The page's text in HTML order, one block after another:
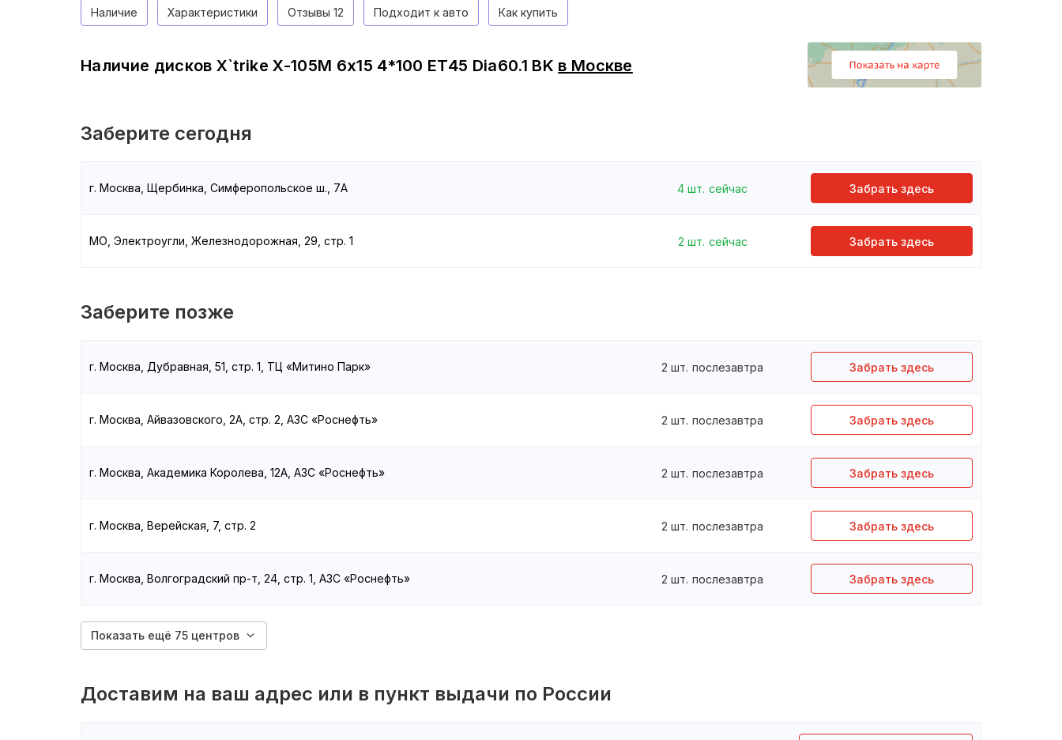
Наличие Характеристики Отзывы 12 Подходит к авто Как купить
Наличие дисков X`trike X-105М 6x15 4*100 ET45 Dia60.1 BK в Москве
Заберите сегодня
г. Москва, Щербинка, Симферопольское ш., 7А 4 шт. сейчас Забрать здесь
МО, Электроугли, Железнодорожная, 29, стр. 1 2 шт. сейчас Забрать здесь
Заберите позже
г. Москва, Дубравная, 51, стр. 1, ТЦ «Митино Парк» 2 шт. послезавтра Забрать здесь
г. Москва, Айвазовского, 2А, стр. 2, АЗС «Роснефть» 2 шт. послезавтра Забрать здесь
г. Москва, Академика Королева, 12А, АЗС «Роснефть» 2 шт. послезавтра Забрать здесь
г. Москва, Верейская, 7, стр. 2 2 шт. послезавтра Забрать здесь
г. Москва, Волгоградский пр-т, 24, стр. 1, АЗС «Роснефть» 2 шт. послезавтра Забрать здесь
Показать ещё 75 центров
Доставим на ваш адрес или в пункт выдачи по России